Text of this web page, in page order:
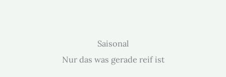
Saisonal
Nur das was ger­ade reif ist